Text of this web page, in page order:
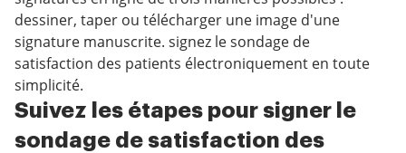
dessiner, taper ou télécharger une image d'une
signature manuscrite. signez le sondage de
satisfaction des patients électroniquement en toute
simplicité.
Suivez les étapes pour signer le
sondage de satisfaction des